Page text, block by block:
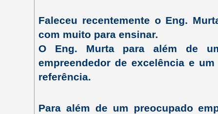
Faleceu recentemente o Eng.
com muito para ensinar.
O Eng. Murta para além de
empreendedor de excelência e
referência.
Para além de um preocupado